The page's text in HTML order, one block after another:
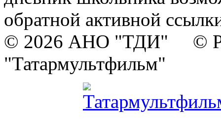
обратной активной
© 2026 АНО "ТДИ" ©
"Татармультфильм"